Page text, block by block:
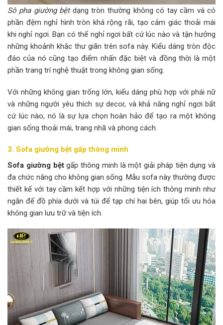
Sô pha giường bệtdạng tròn thường không có tay cầm và có
phần đệm nghỉ hình tròn khá rộng rãi, tạo cảm giác thoải mái
khi nghỉ ngơi. Bạn có thể nghỉ ngơi bất cứ lúc nào và tận hưởng
những khoảnh khắc thư giãn trên sofa này. Kiểu dáng tròn độc
đáo của nó cũng tạo điểm nhấn đặc biệt và đồng thời là một
phần trang trí nghệ thuật trong không gian sống.
Với những không gian trống lớn, kiểu dáng phù hợp với phái nữ
và những người yêu thích sự decor, và khả năng nghỉ ngơi bất
cứ lúc nào, nó là sự lựa chọn hoàn hảo để tạo ra một không
gian sống thoải mái, trang nhã và phong cách.
3. Sofa giường bệt gấp thông minh
Sofa giường bệtgấp thông minh là một giải pháp tiện dụng và
đa chức năng cho không gian sống. Mẫu sofa này thường được
thiết kế với tay cầm kết hợp với những tiện ích thông minh như
ngăn để đồ phía dưới và túi để tạp chí hai bên, giúp tối ưu hóa
không gian lưu trữ và tiện ích.